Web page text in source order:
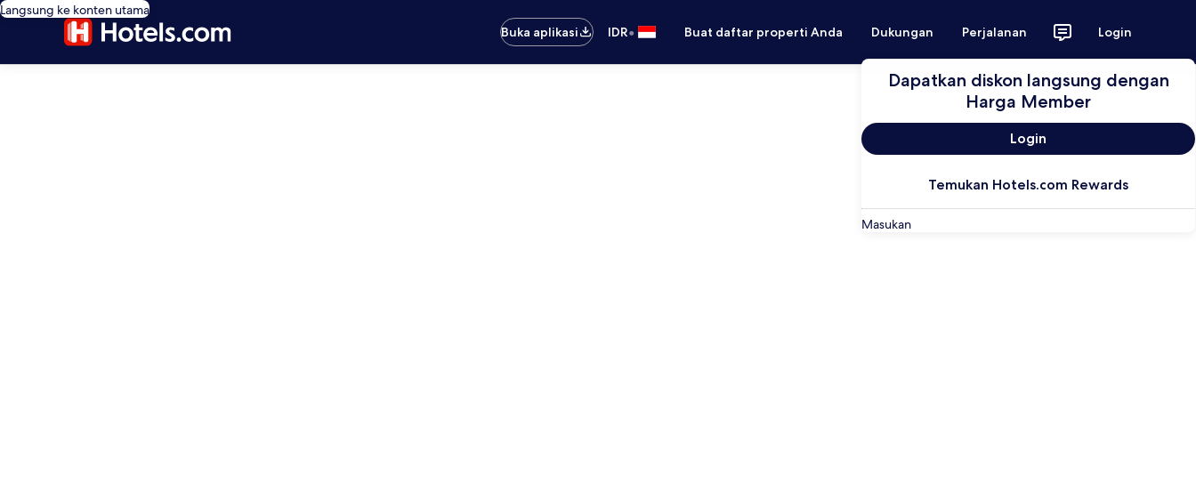
Langsung ke konten utama
Buka aplikasi
IDR• Buat daftar properti Anda Dukungan Perjalanan Login
Dapatkan diskon langsung dengan
Harga Member
Login
Temukan Hotels.com Rewards
Masukan